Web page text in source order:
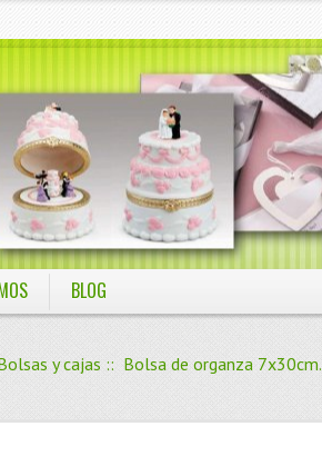
BLOG
y cajas :: Bolsa de organza 7x30cm.